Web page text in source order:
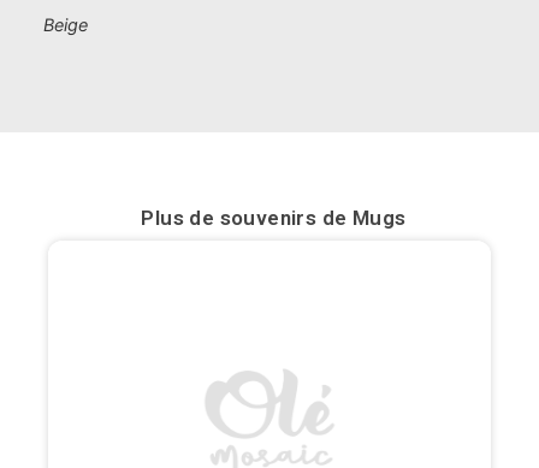
Burgos
Beige
Plus de souvenirs de Mugs